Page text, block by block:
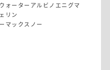
ォーターアルビノエニグマ
リン
マックスノー